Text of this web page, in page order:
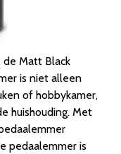
de Matt Black
is niet alleen
of hobbykamer,
huishouding. Met
pedaalemmer is